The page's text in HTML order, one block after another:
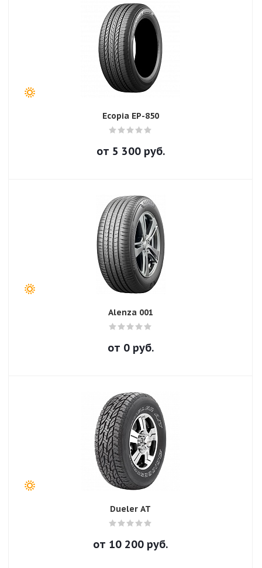
Ecopia EP-850
от 5 300руб.
Alenza 001
от 0руб.
Dueler AT
от 10 200 руб.